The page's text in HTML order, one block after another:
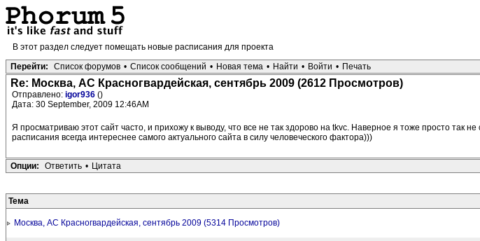
В этот раздел следует помещать новые расписания для проекта
Перейти:
Список форумов • Список сообщений • Новая тема • Найти • Войти • Печать
Re: Москва, АС Красногвардейская, сентябрь 2009 (2612 Просмотров)
Отправлено: igor936 ()
Дата: 30 September, 2009 12:46AM
Я просматриваю этот сайт часто, и прихожу к выводу, что все не так здорово на tkvc. Наверное я тоже просто так
расписания всегда интереснее самого актуального сайта в силу человеческого фактора)))
Опции: Ответить • Цитата
Тема
Москва, АС Красногвардейская, сентябрь 2009 (5314 Просмотров)